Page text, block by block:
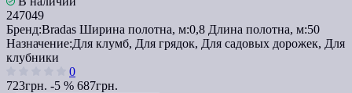
247049
Бренд:Bradas Ширина полотна, м:0,8 Длина полотна, м:50
Назначение:Для клумб, Для грядок, Для садовых дорожек, Для
клубники
0
723грн. -5 % 687грн.